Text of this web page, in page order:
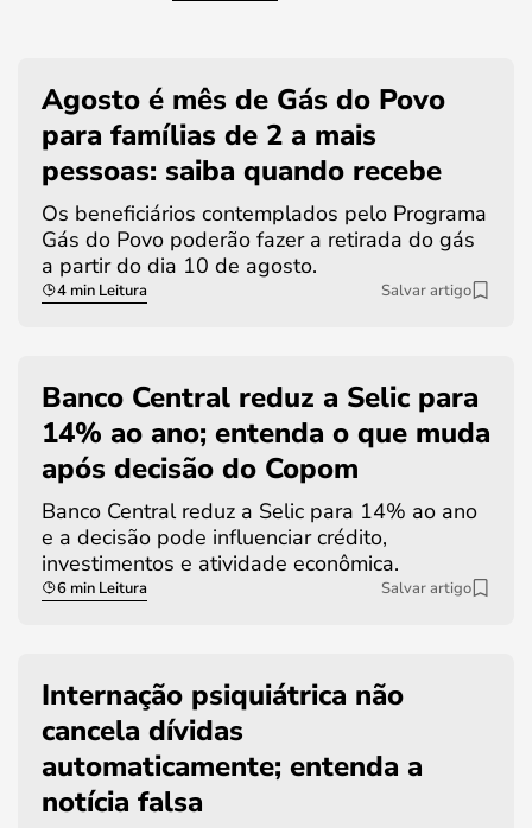
Agosto é mês de Gás do Povo
para famílias de 2 a mais
pessoas: saiba quando recebe
Os beneficiários contemplados pelo Programa
Gás do Povo poderão fazer a retirada do gás
a partir do dia 10 de agosto.
4 min Leitura Salvar artigo
Banco Central reduz a Selic para
14% ao ano; entenda o que muda
após decisão do Copom
Banco Central reduz a Selic para 14% ao ano
e a decisão pode influenciar crédito,
investimentos e atividade econômica.
6 min Leitura Salvar artigo
Internação psiquiátrica não
cancela dívidas
automaticamente; entenda a
notícia falsa